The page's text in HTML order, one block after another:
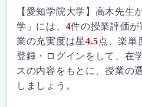
【愛知学院大学】高木先生
学」には、 4件の授業評価
業の充実度は星4.5点、楽単
登録・ログインをして、在
スの内容をもとに、授業の
しましょう。